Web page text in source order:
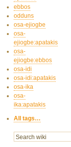
ebbos
odduns
osa-ejiogbe
osa-
ejiogbe:apatakis
osa-
ejiogbe:ebbos
osa-idi
osa-idi:apatakis
osa-ika
osa-
ika:apatakis
All tags…